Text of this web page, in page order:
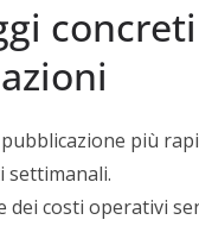
più
settimanali.
dei costi operativi